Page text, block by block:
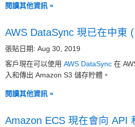
閱讀其他資訊 »
AWS DataSync 現已在中東
張貼日期: Aug 30, 2019
客戶現在可以使用 AWS DataSync 在
入和傳出 Amazon S3 儲存貯體。
閱讀其他資訊 »
Amazon ECS 現在會向 API